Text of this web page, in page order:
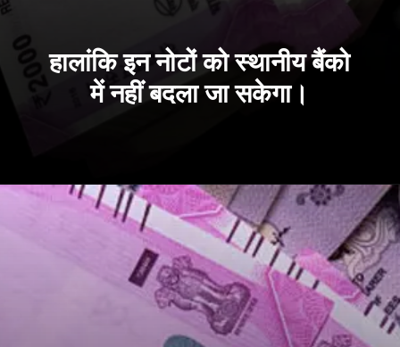
हालांकि इन नोटों को स्थानीय बैंको
में नहीं बदला जा सकेगा।